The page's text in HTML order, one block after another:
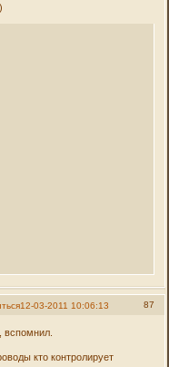
87
12-03-2011 10:06:13
вспомнил.
кто контролирует